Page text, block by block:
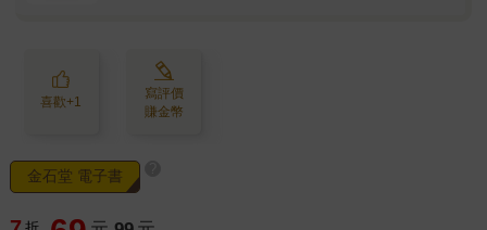
喜歡+1
寫評價
賺金幣
金石堂 電子書